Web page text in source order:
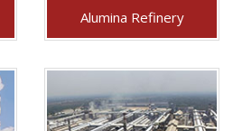
Alumina Refinery